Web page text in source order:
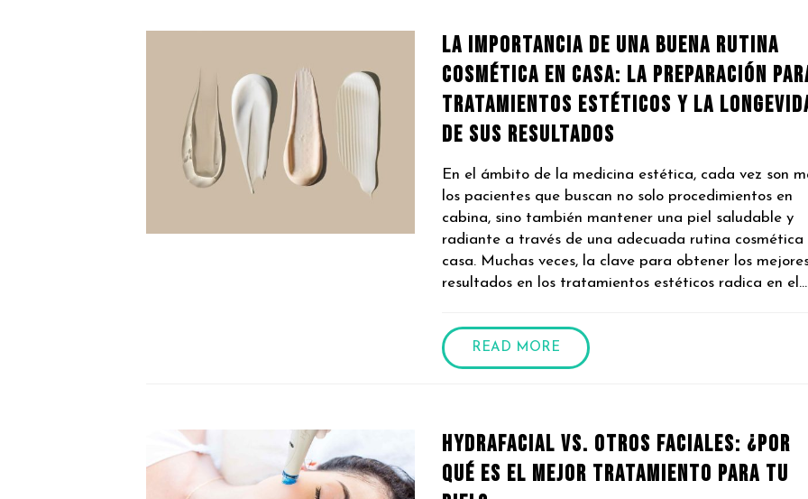
La Importancia de una Buena Rutina
Cosmética en Casa: La Preparación
Tratamientos Estéticos y la
de sus Resultados
En el ámbito de la medicina estética, cada vez son
los pacientes que buscan no solo procedimientos en
cabina, sino también mantener una piel saludable y
radiante a través de una adecuada rutina cosmética
casa. Muchas veces, la clave para obtener los
resultados en los tratamientos estéticos radica en el...
READ MORE
Hydrafacial vs. Otros Faciales: ¿Por
qué es el Mejor Tratamiento para Tu